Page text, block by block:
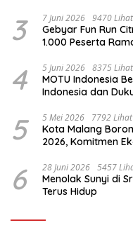
3 7 Juni 2026 9470 Lihat
Gebyar Fun Run
1.000 Peserta
4 5 Juni 2026 8375 Lihat
MOTU Indonesia
Indonesia dan
5 5 Mei 2026 7792 Lihat
Kota Malang
2026, Komitmen
6 28 Juni 2026 5457
Menolak Sunyi di
Terus Hidup